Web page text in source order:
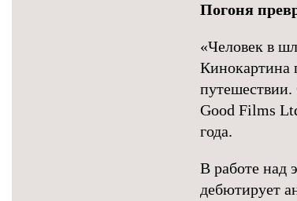
Погоня
«Человек в
Кинокартина
Good Films
года.
В работе над
дебютирует